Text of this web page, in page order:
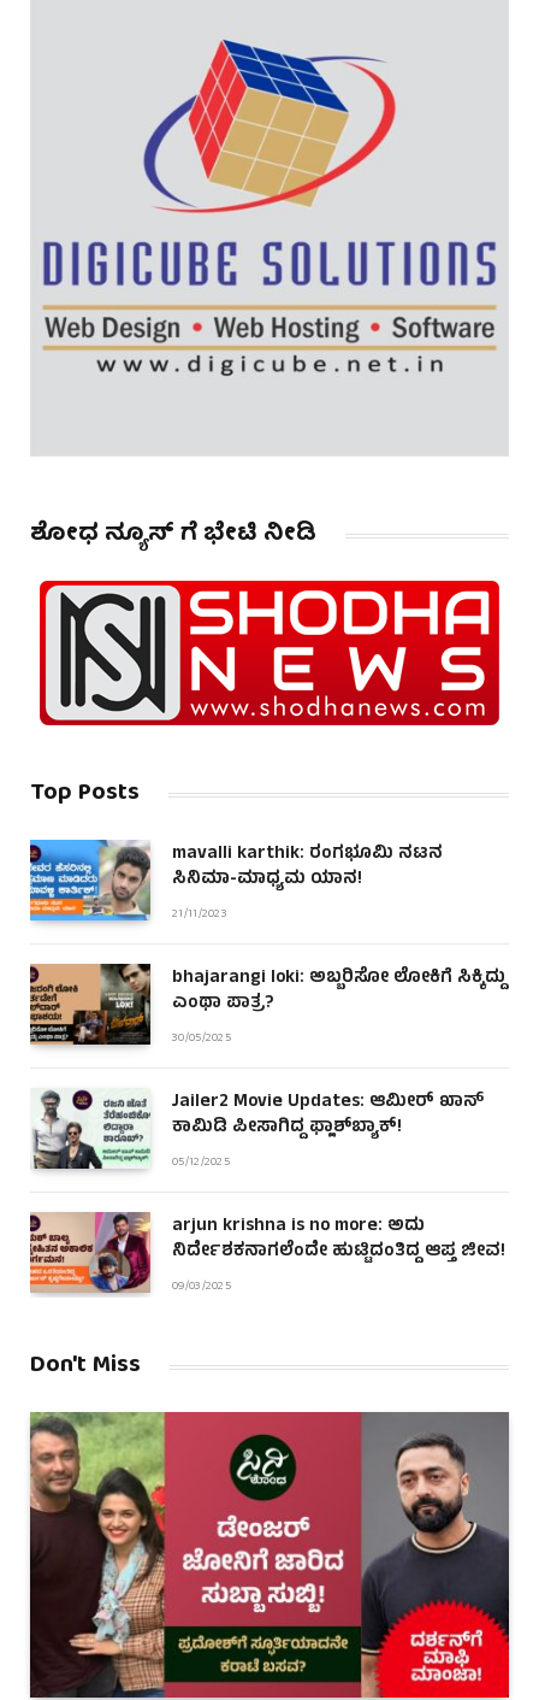
ಶೋಧ ನ್ಯೂಸ್ ಗೆ ಭೇಟಿ ನೀಡಿ
Top Posts
mavalli karthik: ರಂಗಭೂಮಿ ನಟನ
ಸಿನಿಮಾ-ಮಾಧ್ಯಮ ಯಾನ!
21/11/2023
bhajarangi loki: ಅಬ್ಬರಿಸೋ ಲೋಕಿಗೆ ಸಿಕ್ಕಿದ್ದು
ಎಂಥಾ ಪಾತ್ರ?
30/05/2025
Jailer2 Movie Updates: ಆಮೀರ್ ಖಾನ್
ಕಾಮಿಡಿ ಪೀಸಾಗಿದ್ದ ಫ್ಲಾಶ್‌ಬ್ಯಾಕ್!
05/12/2025
arjun krishna is no more: ಅದು
ನಿರ್ದೇಶಕನಾಗಲೆಂದೇ ಹುಟ್ಟಿದಂತಿದ್ದ ಆಪ್ತ ಜೀವ!
09/03/2025
Don't Miss